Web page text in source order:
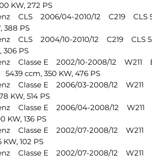
KW, 272 PS
CLS 2006/04-2010/12 C219 CLS
388 PS
CLS 2004/10-2010/12 C219 CLS
306 PS
Classe E 2002/10-2008/12 W211
ccm, 350 KW, 476 PS
Classe E 2006/03-2008/12 W211
KW, 514 PS
Classe E 2006/04-2008/12
KW, 136 PS
Classe E 2002/07-2008/12 W211
102 PS
Classe E 2002/07-2008/12 W211